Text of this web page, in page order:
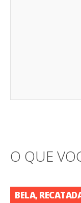
O QUE
BELA,